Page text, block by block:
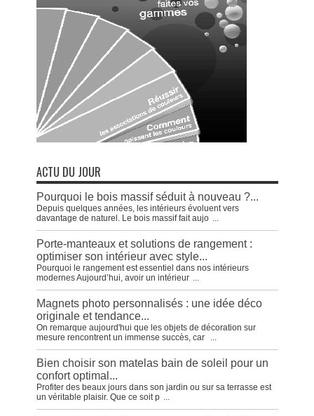
ACTU DU JOUR
Pourquoi le bois massif séduit à nouveau ?...
Depuis quelques années, les intérieurs évoluent vers
davantage de naturel. Le bois massif fait aujo ...
Porte-manteaux et solutions de rangement :
optimiser son intérieur avec style...
Pourquoi le rangement est essentiel dans nos intérieurs
modernes Aujourd’hui, avoir un intérieur ...
Magnets photo personnalisés : une idée déco
originale et tendance...
On remarque aujourd'hui que les objets de décoration sur
mesure rencontrent un immense succès, car
...
Bien choisir son matelas bain de soleil pour un
confort optimal...
Profiter des beaux jours dans son jardin ou sur sa terrasse est
un véritable plaisir. Que ce soit p ...